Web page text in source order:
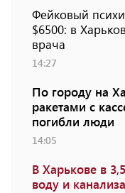
Фейковый
$6500: в
врача
14:27
По городу на
ракетами с
погибли люди
14:05
В Харькове в
воду и